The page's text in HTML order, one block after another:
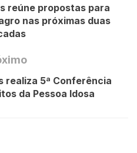
reúne propostas para
nas próximas duas
realiza 5ª Conferência
da Pessoa Idosa